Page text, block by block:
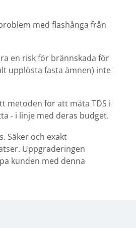
med flashånga från
en risk för brännskada för
upplösta fasta ämnen) inte
metoden för att mäta TDS i
- i linje med deras budget.
Säker och exakt
Uppgraderingen
kunden med denna